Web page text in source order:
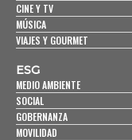
CINE Y TV
MÚSICA
VIAJES Y GOURMET
ESG
MEDIO AMBIENTE
SOCIAL
GOBERNANZA
MOVILIDAD